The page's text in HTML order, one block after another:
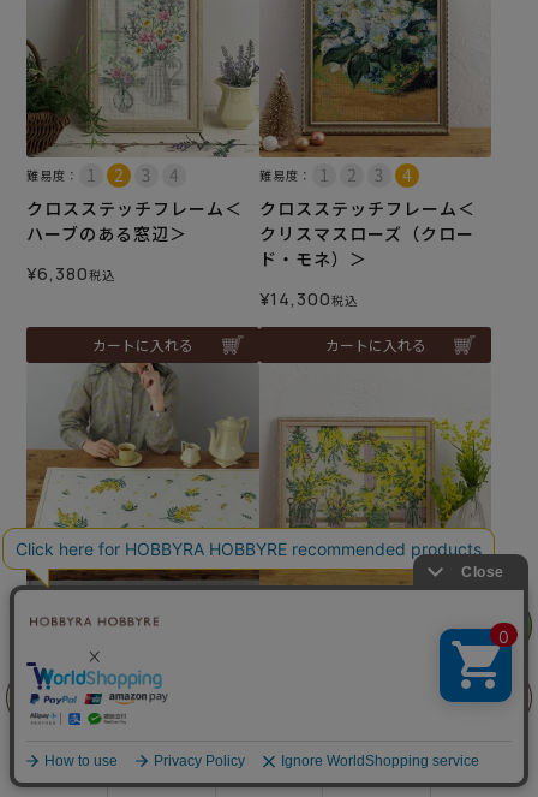
商品を探す 手芸を学ぶ ガイド 店舗情報 ログイン
前に戻る
フェア
難易度：
クロスステッチフレーム＜
ハーブのある窓辺＞
¥6,380税込
カートに入れる
難易度：
クロスステッチフレーム＜
クリスマスローズ（クロー
ド・モネ）＞
¥14,300税込
カートに入れる
難易度：
テーブルセンター＜陽だま
りのミモザ＞
メール便1個まで可
カートに入れる
クロスステッチフレーム＜
カートに入れる